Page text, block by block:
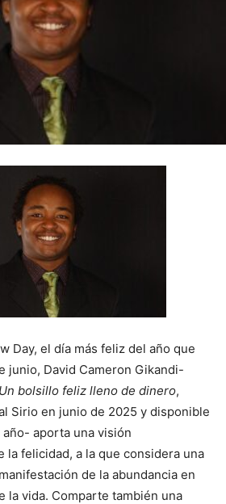
Day, el día más feliz del año que
junio, David Cameron Gikandi-
Un bolsillo feliz lleno de dinero,
Sirio en junio de 2025 y disponible
aporta una visión
la felicidad, a la que considera una
de la abundancia en
la vida. Comparte también una